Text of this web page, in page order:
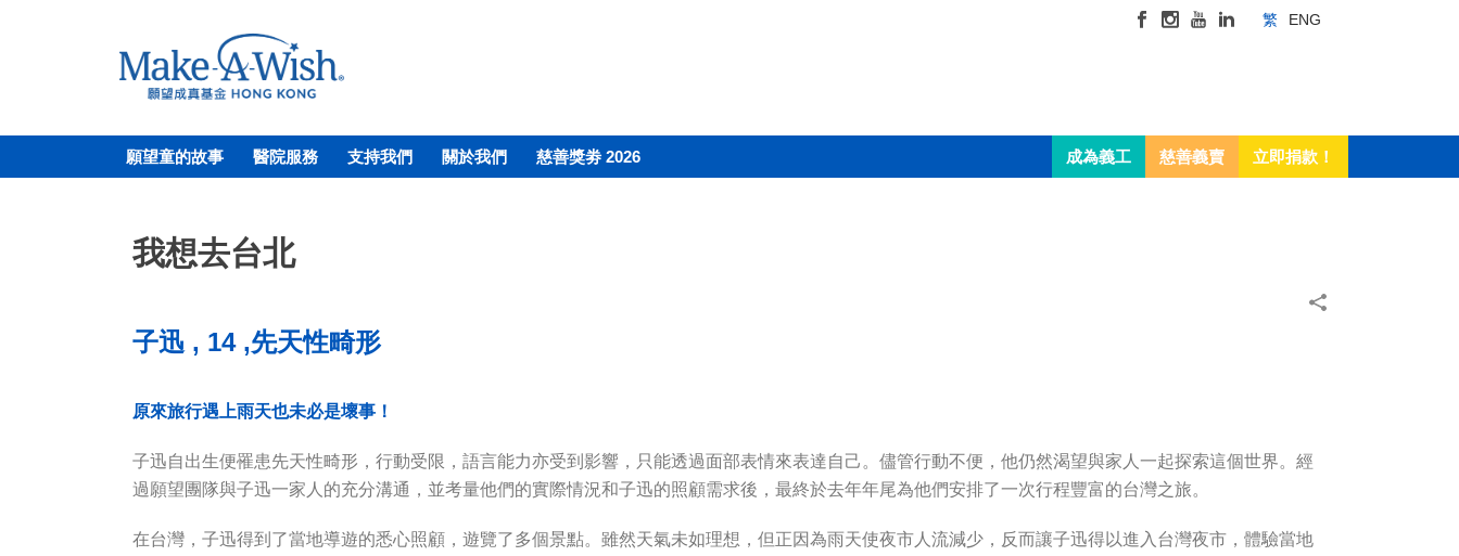
繁 ENG
願望童的故事 醫院服務 支持我們 關於我們 慈善獎劵 2026 成為義工 慈善義賣 立即捐款！
我想去台北
子迅 , 14 ,先天性畸形
原來旅行遇上雨天也未必是壞事！
子迅自出生便罹患先天性畸形，行動受限，語言能力亦受到影響，只能透過面部表情來表達自己。儘管行動不便，他仍然渴望與家人一起探索這個世界。經
過願望團隊與子迅一家人的充分溝通，並考量他們的實際情況和子迅的照顧需求後，最終於去年年尾為他們安排了一次行程豐富的台灣之旅。
在台灣，子迅得到了當地導遊的悉心照顧，遊覽了多個景點。雖然天氣未如理想，但正因為雨天使夜市人流減少，反而讓子迅得以進入台灣夜市，體驗當地